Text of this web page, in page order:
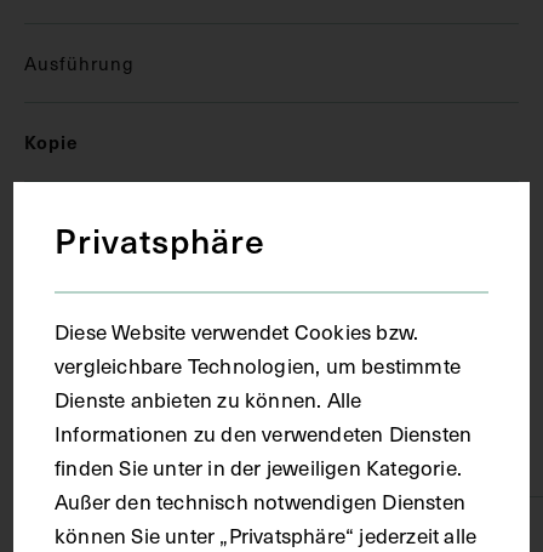
Ausführung
Kopie
London
Material
Karton
Technik
Privatsphäre
Diese Website verwendet Cookies bzw.
vergleichbare Technologien, um bestimmte
Dienste anbieten zu können. Alle
Informationen zu den verwendeten Diensten
finden Sie unter in der jeweiligen Kategorie.
Außer den technisch notwendigen Diensten
können Sie unter „Privatsphäre“ jederzeit alle